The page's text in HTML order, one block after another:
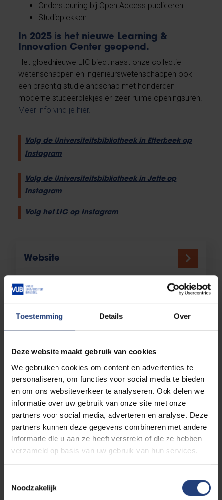
Toestemming Details Over
Deze website maakt gebruik van cookies
We gebruiken cookies om content en advertenties te
personaliseren, om functies voor social media te bieden
en om ons websiteverkeer te analyseren. Ook delen we
informatie over uw gebruik van onze site met onze
partners voor social media, adverteren en analyse. Deze
partners kunnen deze gegevens combineren met andere
informatie die u aan ze heeft verstrekt of die ze hebben
verzameld op basis van uw gebruik van hun services.
Noodzakelijk
Ondersteuning bij Open Access publiceren
Studieplekken
In 2025 is het nieuwe Learning &
Innovation Center geopend.
Het gloednieuwe LIC biedt naast onze collectie
wetenschappen en ingenieurswetenschappen ook
een prachtig studielandschap met honderden
moderne studeerplekjes en zeer ruime openingsuren.
Meer info vind je hier.
Volg de Universiteitsbibliotheek in Etterbeek op
Instagram
Volg de Universiteitsbibliotheek in Jette op
Instagram
Volg het LIC op Instagram
Website
Contact en openingsuren
Online catalogus